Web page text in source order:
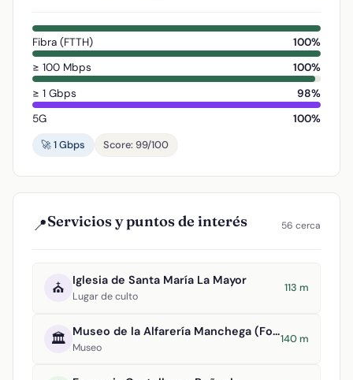
Fibra (FTTH)
100%
≥ 100 Mbps
100%
≥ 1 Gbps
98%
5G
100%
🚀 1 Gbps
Score: 99/100
📍Servicios y puntos de interés 56 cerca
⛪ Iglesia de Santa María La Mayor
Lugar de culto
113 m
🏛️ Museo de la Alfarería Manchega (Formma)
Museo
140 m